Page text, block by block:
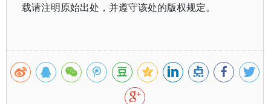
载请注明原始出处，并遵守该处的版权规定。